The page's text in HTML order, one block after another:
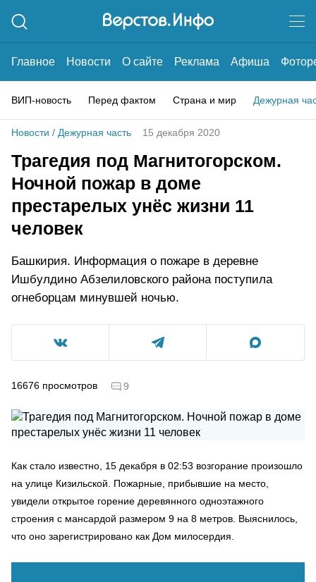
Главное Новости О сайте Реклама Афиша
ВИП-новость Перед фактом Страна и мир Дежурная
Новости / Дежурная часть 15 декабря 2020
Трагедия под Магнитогорском.
Ночной пожар в доме
престарелых унёс жизни 11
человек
Башкирия. Информация о пожаре в деревне
Ишбулдино Абзелиловского района поступила
огнеборцам минувшей ночью.
16676 просмотров 9
Как стало известно, 15 декабря в 02:53 возгорание произошло
на улице Кизильской. Пожарные, прибывшие на место,
увидели открытое горение деревянного одноэтажного
строения с мансардой размером 9 на 8 метров. Выяснилось,
что оно зарегистрировано как Дом милосердия.